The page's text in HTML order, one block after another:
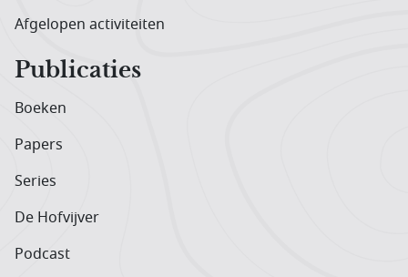
Afgelopen activiteiten
Publicaties
Boeken
Papers
Series
De Hofvijver
Podcast